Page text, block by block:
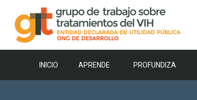
contenido
INICIO APRENDE PROFUNDIZA